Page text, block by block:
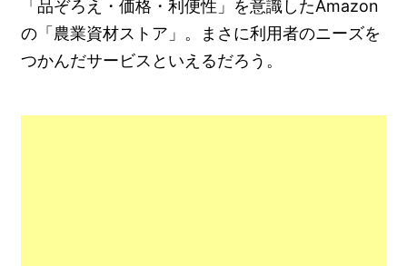
「品ぞろえ・価格・利便性」を意識したAmazon
の「農業資材ストア」。まさに利用者のニーズを
つかんだサービスといえるだろう。